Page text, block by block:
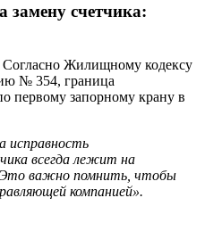
замену счетчика:
Согласно Жилищному кодексу
№ 354, граница
первому запорному крану в
исправность
всегда лежит на
Это важно помнить, чтобы
компанией».